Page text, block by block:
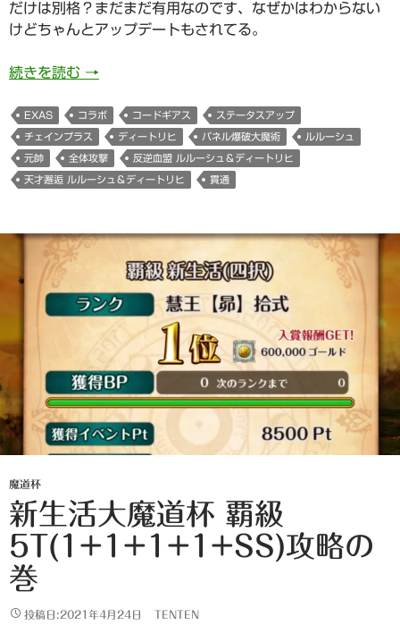
だけは別格？まだまだ有用なのです、なぜかはわからない
けどちゃんとアップデートもされてる。
続きを読む 反逆血盟 ルルーシュ＆ディートリヒ(コードギア
→
EXAS コラボ コードギアス ステータスアップ
チェインプラス ディートリヒ パネル爆破大魔術 ルルーシュ
元帥 全体攻撃 反逆血盟 ルルーシュ＆ディートリヒ
天才邂逅 ルルーシュ＆ディートリヒ 貫通
魔道杯
新生活大魔道杯 覇級
5T(1+1+1+1+SS)攻略の
巻
投稿日:2021年4月24日 TENTEN